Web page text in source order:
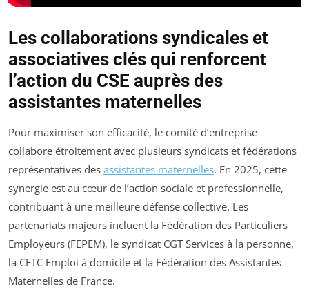
Les collaborations syndicales et
associatives clés qui renforcent
l’action du CSE auprès des
assistantes maternelles
Pour maximiser son efficacité, le comité d’entreprise
collabore étroitement avec plusieurs syndicats et fédérations
représentatives des assistantes maternelles. En 2025, cette
synergie est au cœur de l’action sociale et professionnelle,
contribuant à une meilleure défense collective. Les
partenariats majeurs incluent la Fédération des Particuliers
Employeurs (FEPEM), le syndicat CGT Services à la personne,
la CFTC Emploi à domicile et la Fédération des Assistantes
Maternelles de France.